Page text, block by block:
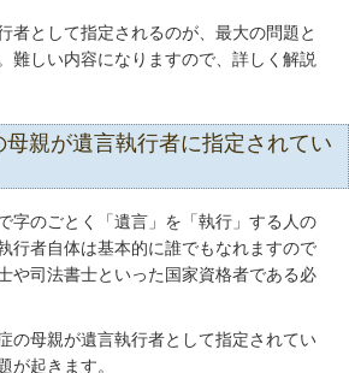
者として指定されるのが、最大の問題と
難しい内容になりますので、詳しく解説
親が遺言執行者に指定されてい
字のごとく「遺言」を「執行」する人の
行者自体は基本的に誰でもなれますので
や司法書士といった国家資格者である必
の母親が遺言執行者として指定されてい
が起きます。